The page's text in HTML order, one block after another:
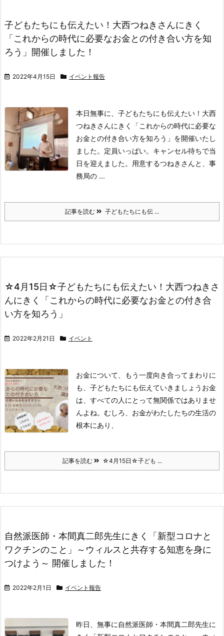
子どもたちにも伝えたい！大西つねきさんにきく
「これからの時代に必要なお金との付き合い方を知
ろう」開催しました！
2022年4月15日 イベント報告
本日無事に、子どもたちにも伝えたい！大西
つねきさんにきく「これからの時代に必要な
お金との付き合い方を知ろう」を開催いたし
ました。 定員いっぱい。キャンセル待ちで当
日を迎えました。
用意するつねきさんと、事
務局の ...
記事を読む 子どもたちにも伝 ...
☆4月15日☆子どもたちにも伝えたい！大西つねきさ
んにきく「これからの時代に必要なお金との付き合
い方を知ろう」
2022年2月21日 イベント
お金について、もう一度向き合って まわりに
も、子どもたちにも伝えていきましょう お金
は、すべての人にとって無関係ではありませ
んよね。 むしろ、お金がわたしたちの生活の
根本にあり、
記事を読む ☆4月15日☆子ども ...
自然派医師・本間真二郎先生にきく「新型コロナと
ワクチンのこと」～ウィルスと共存する知恵を身に
つけよう～ 開催しました！
2022年2月1日 イベント報告
昨日、無事に 自然派医師・本間真二郎先生に